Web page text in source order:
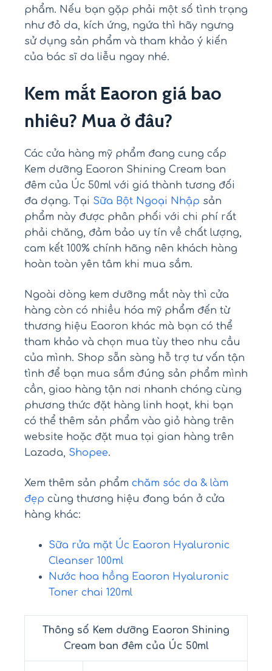
phẩm. Nếu bạn gặp phải một số tình trạng
như đỏ da, kích ứng, ngứa thì hãy ngưng
sử dụng sản phẩm và tham khảo ý kiến
của bác sĩ da liễu ngay nhé.
Kem mắt Eaoron giá bao
nhiêu? Mua ở đâu?
Các cửa hàng mỹ phẩm đang cung cấp
Kem dưỡng Eaoron Shining Cream ban
đêm của Úc 50ml với giá thành tương đối
đa dạng. Tại Sữa Bột Ngoại Nhập sản
phẩm này được phân phối với chi phí rất
phải chăng, đảm bảo uy tín về chất lượng,
cam kết 100% chính hãng nên khách hàng
hoàn toàn yên tâm khi mua sắm.
Ngoài dòng kem dưỡng mắt này thì cửa
hàng còn có nhiều hóa mỹ phẩm đến từ
thương hiệu Eaoron khác mà bạn có thể
tham khảo và chọn mua tùy theo nhu cầu
của mình. Shop sẵn sàng hỗ trợ tư vấn tận
tình để bạn mua sắm đúng sản phẩm mình
cần, giao hàng tận nơi nhanh chóng cùng
phương thức đặt hàng linh hoạt, khi bạn
có thể thêm sản phẩm vào giỏ hàng trên
website hoặc đặt mua tại gian hàng trên
Lazada, Shopee.
Xem thêm sản phẩm chăm sóc da & làm
đẹp cùng thương hiệu đang bán ở cửa
hàng khác:
Sữa rửa mặt Úc Eaoron Hyaluronic
Cleanser 100ml
Nước hoa hồng Eaoron Hyaluronic
Toner chai 120ml
Thông số Kem dưỡng Eaoron Shining
Cream ban đêm của Úc 50ml